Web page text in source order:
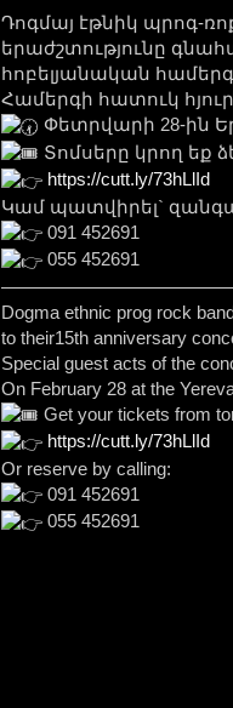
Դոգմայ էթնիկ պրոգ-
երաժշտությունը
հոբելյանական
Համերգի հատուկ
Փետրվարի 28-ին
Տոմսերը կրող եք
https://cutt.ly/73hLlId
Կամ պատվիրել`
091 452691
055 452691
Dogma ethnic prog rock
to their15th anniversary
Special guest acts of the
On February 28 at the
Get your tickets from
https://cutt.ly/73hLlId
Or reserve by calling:
091 452691
055 452691